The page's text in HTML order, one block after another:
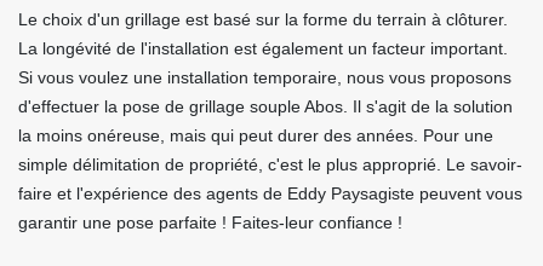
Le choix d'un grillage est basé sur la forme du terrain à clôturer.
La longévité de l'installation est également un facteur important.
Si vous voulez une installation temporaire, nous vous proposons
d'effectuer la pose de grillage souple Abos. Il s'agit de la solution
la moins onéreuse, mais qui peut durer des années. Pour une
simple délimitation de propriété, c'est le plus approprié. Le savoir-
faire et l'expérience des agents de Eddy Paysagiste peuvent vous
garantir une pose parfaite ! Faites-leur confiance !